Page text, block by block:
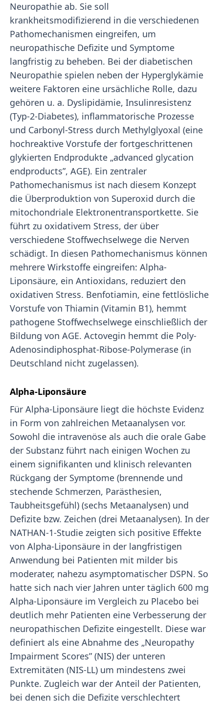
Neuropathie ab. Sie soll
krankheitsmodifizierend in die verschiedenen
Pathomechanismen eingreifen, um
neuropathische Defizite und Symptome
langfristig zu beheben. Bei der diabetischen
Neuropathie spielen neben der Hyperglykämie
weitere Faktoren eine ursächliche Rolle, dazu
gehören u. a. Dyslipidämie, Insulinresistenz
(Typ-2-Diabetes), inflammatorische Prozesse
und Carbonyl-Stress durch Methylglyoxal (eine
hochreaktive Vorstufe der fortgeschrittenen
glykierten Endprodukte „advanced glycation
endproducts”, AGE). Ein zentraler
Pathomechanismus ist nach diesem Konzept
die Überproduktion von Superoxid durch die
mitochondriale Elektronentransportkette. Sie
führt zu oxidativem Stress, der über
verschiedene Stoffwechselwege die Nerven
schädigt. In diesen Pathomechanismus können
mehrere Wirkstoffe eingreifen: Alpha-
Liponsäure, ein Antioxidans, reduziert den
oxidativen Stress. Benfotiamin, eine fettlösliche
Vorstufe von Thiamin (Vitamin B1), hemmt
pathogene Stoffwechselwege einschließlich der
Bildung von AGE. Actovegin hemmt die Poly-
Adenosindiphosphat-Ribose-Polymerase (in
Deutschland nicht zugelassen).
Alpha-Liponsäure
Für Alpha-Liponsäure liegt die höchste Evidenz
in Form von zahlreichen Metaanalysen vor.
Sowohl die intravenöse als auch die orale Gabe
der Substanz führt nach einigen Wochen zu
einem signifikanten und klinisch relevanten
Rückgang der Symptome (brennende und
stechende Schmerzen, Parästhesien,
Taubheitsgefühl) (sechs Metaanalysen) und
Defizite bzw. Zeichen (drei Metaanalysen). In der
NATHAN-1-Studie zeigten sich positive Effekte
von Alpha-Liponsäure in der langfristigen
Anwendung bei Patienten mit milder bis
moderater, nahezu asymptomatischer DSPN. So
hatte sich nach vier Jahren unter täglich 600 mg
Alpha-Liponsäure im Vergleich zu Placebo bei
deutlich mehr Patienten eine Verbesserung der
neuropathischen Defizite eingestellt. Diese war
definiert als eine Abnahme des „Neuropathy
Impairment Scores” (NIS) der unteren
Extremitäten (NIS-LL) um mindestens zwei
Punkte. Zugleich war der Anteil der Patienten,
bei denen sich die Defizite verschlechtert